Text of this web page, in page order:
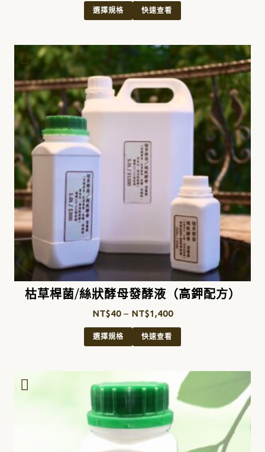
選擇規格 快速查看
枯草桿菌/絲狀酵母發酵液（高鉀配方）
NT$40– NT$1,400
選擇規格 快速查看